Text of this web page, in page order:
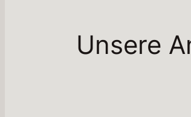
Unsere